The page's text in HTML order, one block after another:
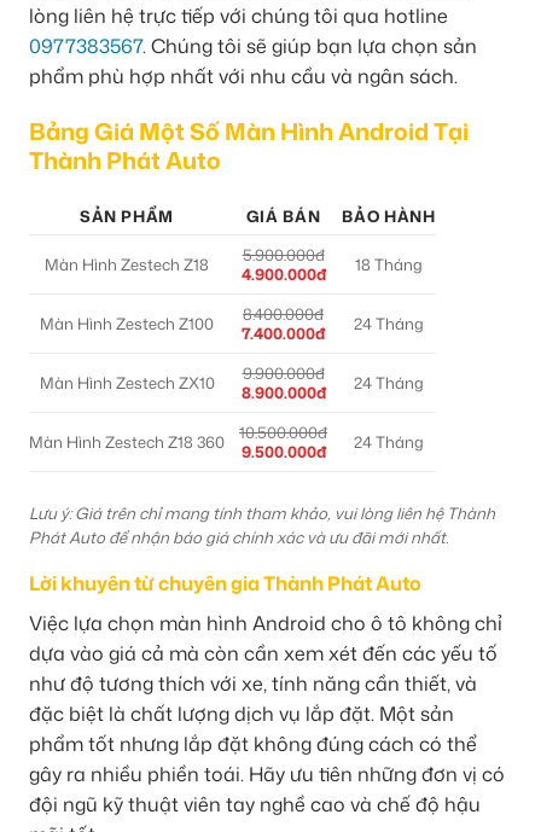
lòng liên hệ trực tiếp với chúng tôi qua hotline
0977383567. Chúng tôi sẽ giúp bạn lựa chọn sản
phẩm phù hợp nhất với nhu cầu và ngân sách.
Bảng Giá Một Số Màn Hình Android Tại
Thành Phát Auto
SẢN PHẨM GIÁ BÁN BẢO HÀNH
Màn Hình Zestech Z18
5.900.000đ
4.900.000đ
18 Tháng
Màn Hình Zestech Z100
8.400.000đ
7.400.000đ
24 Tháng
Màn Hình Zestech ZX10
9.900.000đ
8.900.000đ
24 Tháng
Màn Hình Zestech Z18 360
10.500.000đ
9.500.000đ
24 Tháng
Lưu ý: Giá trên chỉ mang tính tham khảo, vui lòng liên hệ Thành
Phát Auto để nhận báo giá chính xác và ưu đãi mới nhất.
Lời khuyên từ chuyên gia Thành Phát Auto
Việc lựa chọn màn hình Android cho ô tô không chỉ
dựa vào giá cả mà còn cần xem xét đến các yếu tố
như độ tương thích với xe, tính năng cần thiết, và
đặc biệt là chất lượng dịch vụ lắp đặt. Một sản
phẩm tốt nhưng lắp đặt không đúng cách có thể
gây ra nhiều phiền toái. Hãy ưu tiên những đơn vị có
đội ngũ kỹ thuật viên tay nghề cao và chế độ hậu